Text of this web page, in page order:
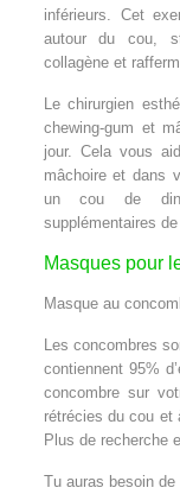
inférieurs. Cet
autour du cou,
collagène et
Le chirurgien
chewing-gum et
jour. Cela vous
mâchoire et dans
un cou de
supplémentaires
Masques pour
Masque au
Les concombres
contiennent 95%
concombre sur
rétrécies du cou et
Plus de recherche
Tu auras besoin de